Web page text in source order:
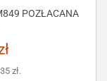
POZŁACANA
zł.